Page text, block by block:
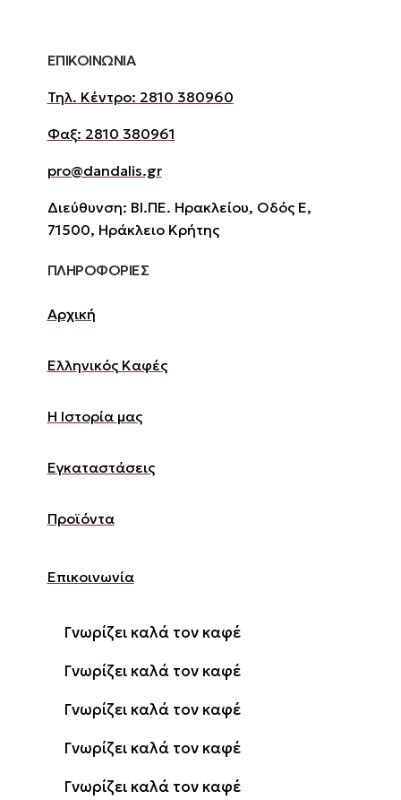
ΕΠΙΚΟΙΝΩΝΙΑ
Τηλ. Κέντρο: 2810 380960
Φαξ: 2810 380961
pro@dandalis.gr
Διεύθυνση: ΒΙ.ΠΕ. Ηρακλείου, Οδός Ε,
71500, Ηράκλειο Κρήτης
ΠΛΗΡΟΦΟΡΙΕΣ
Αρχική
Ελληνικός Καφές
Η Ιστορία μας
Εγκαταστάσεις
Προϊόντα
Επικοινωνία
Γνωρίζει καλά τον καφέ
Γνωρίζει καλά τον καφέ
Γνωρίζει καλά τον καφέ
Γνωρίζει καλά τον καφέ
Γνωρίζει καλά τον καφέ